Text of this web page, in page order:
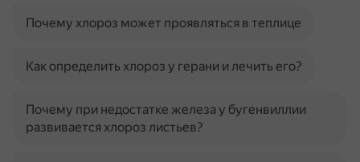
Почему хлороз может проявляться в теплице
Как определить хлороз у герани и лечить его?
Почему при недостатке железа у бугенвиллии
развивается хлороз листьев?